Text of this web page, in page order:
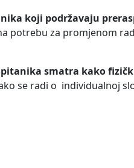
koji podržavaju
potrebu za promjenom
smatra kako
se radi o individualnoj